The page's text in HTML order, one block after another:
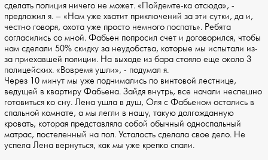
сделать полиция ничего не может. «Пойдемте-ка отсюда», -
предложил я. – «Нам уже хватит приключений за эти сутки, да и,
честно говоря, охота уже просто немного поспать». Ребята
согласились со мной. Фабьен попросил счет и договорился, чтобы
нам сделали 50% скидку за неудобства, которые мы испытали из-
за приехавшей полиции. На выходе из бара стояло еще около 3
полицейских. «Вовремя ушли», - подумал я.
Через 10 минут мы уже поднимались по винтовой лестнице,
ведущей в квартиру Фабьена. Зайдя внутрь, все начали неспешно
готовиться ко сну. Лена ушла в душ, Оля с Фабьеном остались в
спальной комнате, а мы легли в нашу, такую долгожданную
кровать, которая представляла собой обычный односпальный
матрас, постеленный на пол. Усталость сделала свое дело. Не
успела Лена вернуться, как мы уже крепко спали.